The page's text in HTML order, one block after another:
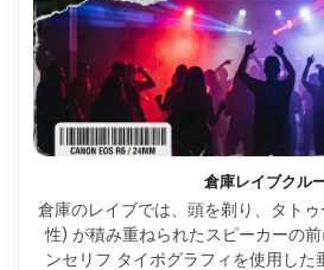
倉庫レイブクル
倉庫のレイブでは、頭を剃り、タト
性) が積み重ねられたスピーカーの
ンセリフ タイポグラフィを使用した